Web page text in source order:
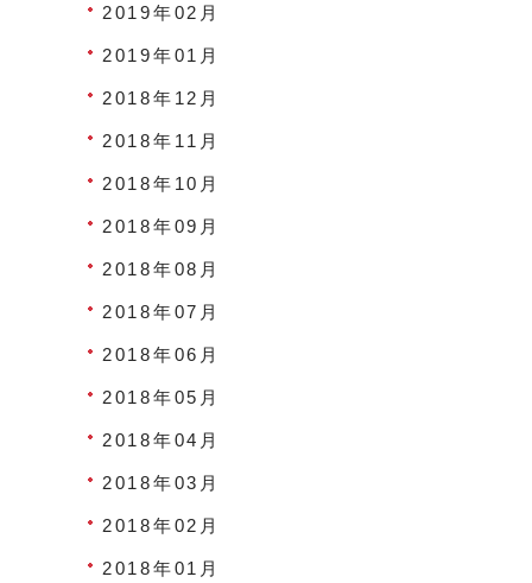
2019年02月
2019年01月
2018年12月
2018年11月
2018年10月
2018年09月
2018年08月
2018年07月
2018年06月
2018年05月
2018年04月
2018年03月
2018年02月
2018年01月